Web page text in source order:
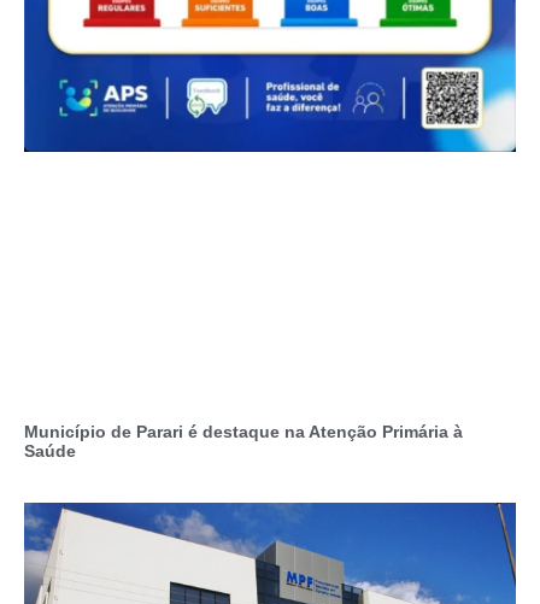
Município de Parari é destaque na Atenção Primária à
Saúde